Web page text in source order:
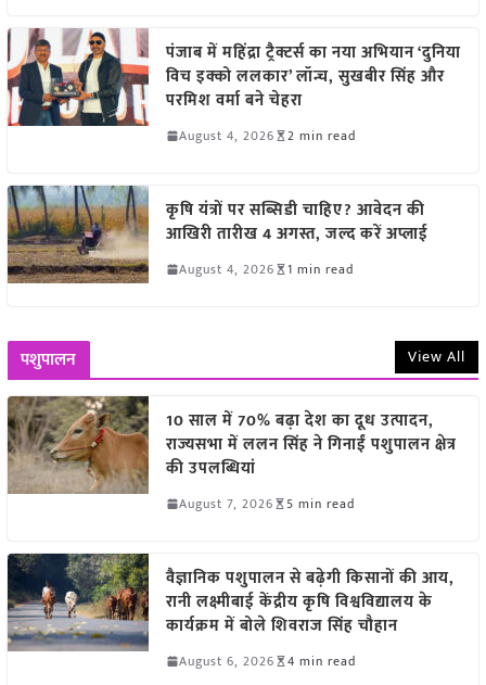
पंजाब में महिंद्रा ट्रैक्टर्स का नया अभियान ‘दुनिया
विच इक्को ललकार’ लॉन्च, सुखबीर सिंह और
परमिश वर्मा बने चेहरा
August 4, 2026 2 min read
कृषि यंत्रों पर सब्सिडी चाहिए? आवेदन की
आखिरी तारीख 4 अगस्त, जल्द करें अप्लाई
August 4, 2026 1 min read
पशुपालन View All
10 साल में 70% बढ़ा देश का दूध उत्पादन,
राज्यसभा में ललन सिंह ने गिनाईं पशुपालन क्षेत्र
की उपलब्धियां
August 7, 2026 5 min read
वैज्ञानिक पशुपालन से बढ़ेगी किसानों की आय,
रानी लक्ष्मीबाई केंद्रीय कृषि विश्वविद्यालय के
कार्यक्रम में बोले शिवराज सिंह चौहान
August 6, 2026 4 min read